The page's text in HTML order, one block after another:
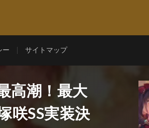
ー サイトマップ
高潮！最大
咲SS実装決